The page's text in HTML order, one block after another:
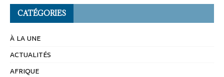
CATÉGORIES
À LA UNE
ACTUALITÉS
AFRIQUE